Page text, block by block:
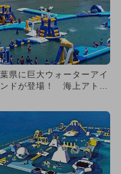
県に巨大ウォーターアイ
ドが登場！ 海上アトラ